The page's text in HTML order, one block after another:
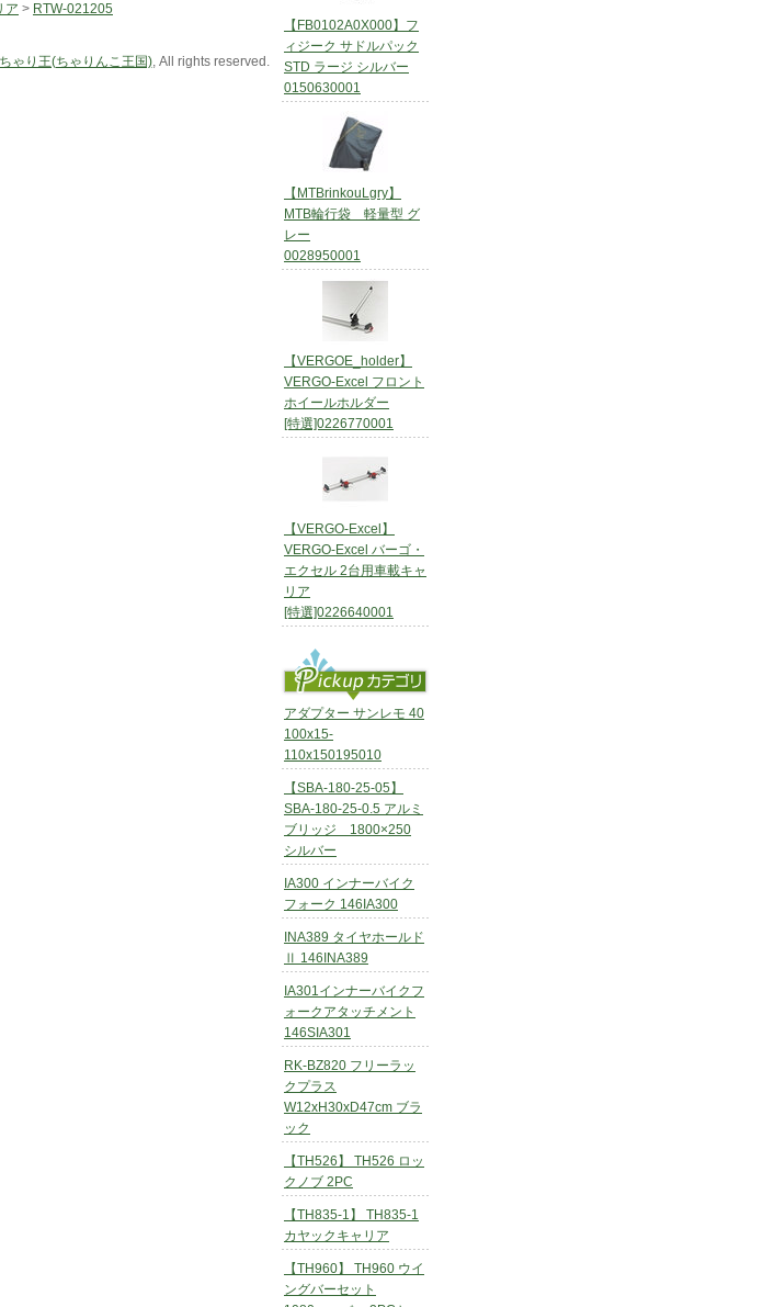
ア > RTW-021205
ゃり王(ちゃりんこ王国), All rights reserved.
【FB0102A0X000】フ
ィジーク サドルパック
STD ラージ シルバー
0150630001
【MTBrinkouLgry】
MTB輪行袋 軽量型 グ
レー
0028950001
【VERGOE_holder】
VERGO-Excel フロント
ホイールホルダー
[特選]0226770001
【VERGO-Excel】
VERGO-Excel バーゴ・
エクセル 2台用車載キャ
リア
[特選]0226640001
アダプター サンレモ 40
100x15-
110x150195010
【SBA-180-25-05】
SBA-180-25-0.5 アルミ
ブリッジ 1800×250
シルバー
IA300 インナーバイク
フォーク 146IA300
INA389 タイヤホールド
Ⅱ 146INA389
IA301インナーバイクフ
ォークアタッチメント
146SIA301
RK-BZ820 フリーラッ
クプラス
W12xH30xD47cm ブラ
ック
【TH526】 TH526 ロッ
クノブ 2PC
【TH835-1】 TH835-1
カヤックキャリア
【TH960】 TH960 ウイ
ングバーセット